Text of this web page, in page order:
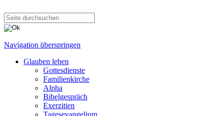
Navigation überspringen
Glauben leben
Gottesdienste
Familienkirche
Alpha
Bibelgespräch
Exerzitien
Tagesevangelium